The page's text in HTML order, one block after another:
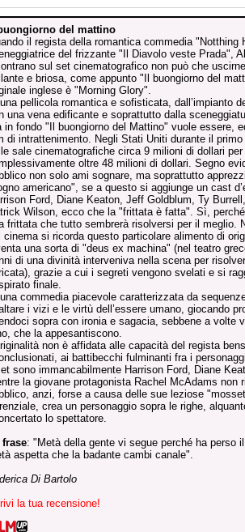
del mattino
il regista della romantica commedia "Notthing
del frizzante "Il Diavolo veste Prada",
sul set cinematografico non può che
e briosa, come appunto "Il buongiorno del
inglese è "Morning Glory".
una pellicola romantica e sofisticata, dall’impianto
una vena edificante e soprattutto dalla
in fondo "Il buongiorno del Mattino" vuole essere,
di intrattenimento. Negli Stati Uniti durante il
sale cinematografiche circa 9 milioni di dollari per
oltre 48 milioni di dollari. Segno
non solo ami sognare, ma soprattutto
americano", se a questo si aggiunge un cast
Ford, Diane Keaton, Jeff Goldblum, Ty
Wilson, ecco che la "frittata è fatta". Sì,
frittata che tutto sembrerà risolversi per il meglio.
cinema si ricorda questo particolare alimento di
una sorta di "deus ex machina" (nel teatro
di una divinità interveniva nella scena per
grazie a cui i segreti vengono svelati e si
finale.
una commedia piacevole caratterizzata da
i vizi e le virtù dell’essere umano, giocando
sopra con ironia e sagacia, sebbene a volte
che la appesantiscono.
non è affidata alle capacità del regista
ai battibecchi fulminanti fra i
sono immancabilmente Harrison Ford, Diane
la giovane protagonista Rachel McAdams non
anzi, forse a causa delle sue leziose
crea un personaggio sopra le righe,
lo spettatore.
frase: "Metà della gente vi segue perché ha perso
aspetta che la badante cambi canale".
Di Bartolo
la tua recensione!